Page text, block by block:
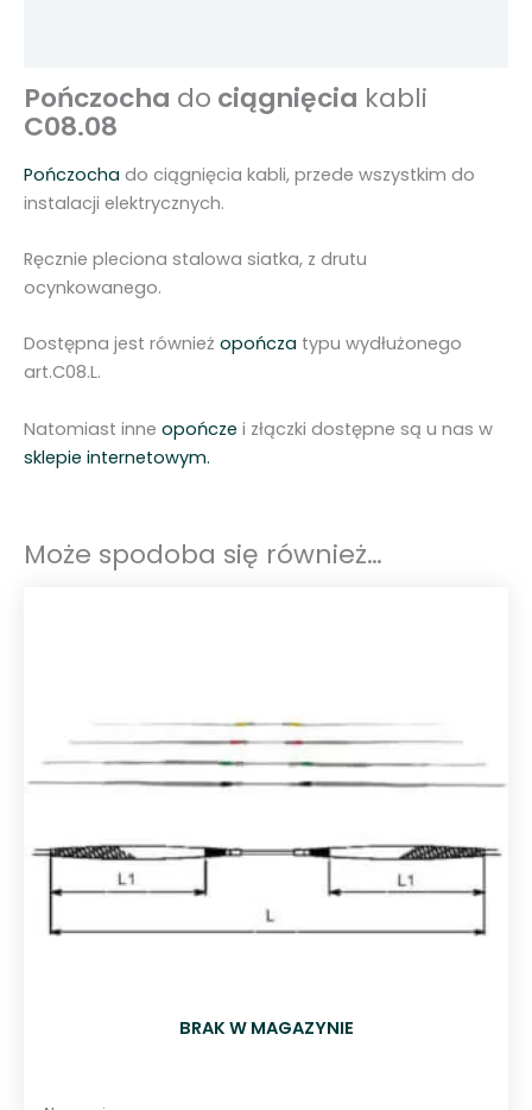
Pończocha do ciągnięcia kabli
C08.08
Pończocha do ciągnięcia kabli, przede wszystkim do
instalacji elektrycznych.
Ręcznie pleciona stalowa siatka, z drutu
ocynkowanego.
Dostępna jest również opończa typu wydłużonego
art.C08.L.
Natomiast inne opończe i złączki dostępne są u nas w
sklepie internetowym.
Może spodoba się również…
BRAK W MAGAZYNIE